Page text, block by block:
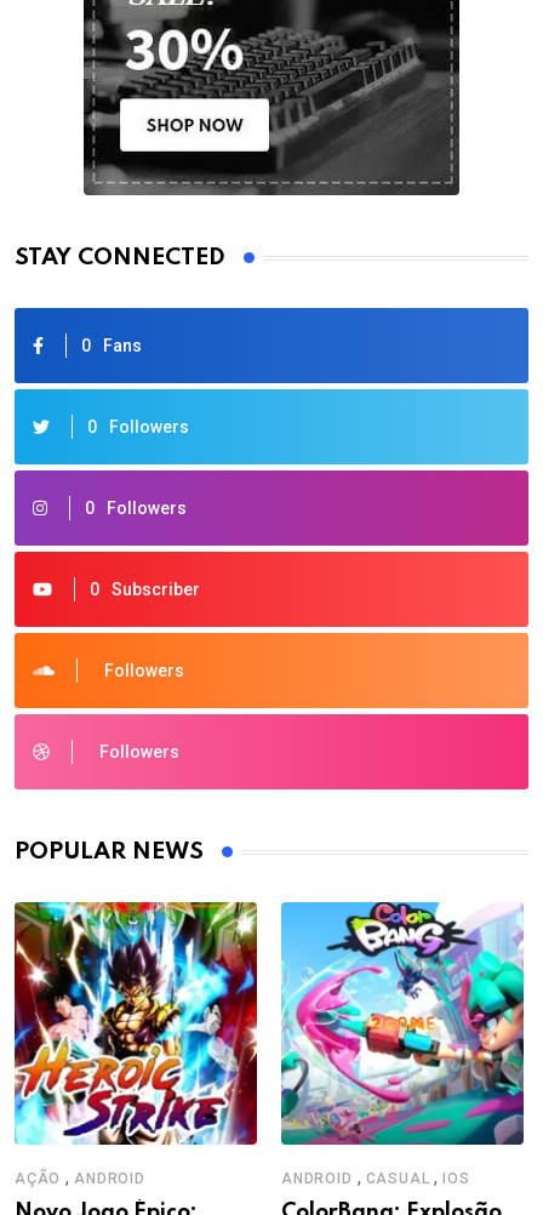
STAY CONNECTED
0 Fans
0 Followers
0 Followers
0 Subscriber
Followers
Followers
POPULAR NEWS
AÇÃO ,ANDROID ANDROID , CASUAL , IOS